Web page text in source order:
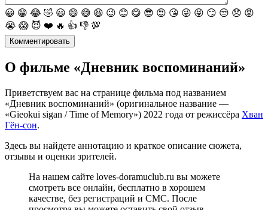
😀 😁 😂 🤣 😃 😄 😅 😆 😉 😊 😋 😎 😍 😘 😜 😝 😏 😒 😞 😡
😭 😱 😈 ❤️ 🔥 👍 👎 💯
Комментировать
О фильме «Дневник воспоминаний»
Приветствуем вас на странице фильма под названием
«Дневник воспоминаний» (оригинальное название —
«Gieokui sigan / Time of Memory») 2022 года от режиссёра Хван
Гён-сон.
Здесь вы найдете аннотацию и краткое описание сюжета,
отзывы и оценки зрителей.
На нашем сайте loves-doramuclub.ru вы можете
смотреть все онлайн, бесплатно в хорошем
качестве, без регистраций и СМС. После